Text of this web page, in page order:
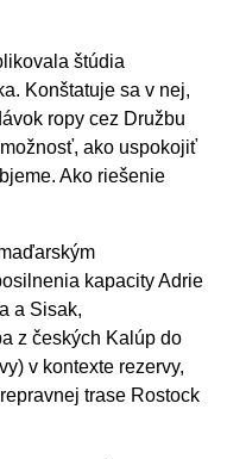
štúdia
Konštatuje sa v nej,
ropy cez Družbu
ako uspokojiť
Ako riešenie
kapacity Adrie
a Sisak,
z českých Kalúp do
v kontexte rezervy,
trase Rostock